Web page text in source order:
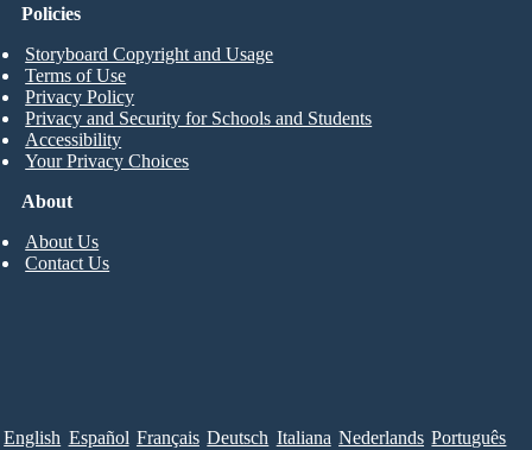
About
About Us
Contact Us
Policies
Storyboard Copyright and Usage
Terms of Use
Privacy Policy
Privacy and Security for Schools and Students
Accessibility
Your Privacy Choices
English Español Français Deutsch Italiana Nederlands Português